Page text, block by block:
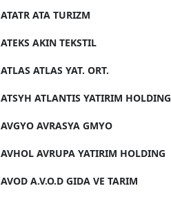
ATATR ATA TURIZM
ATEKS AKIN TEKSTIL
ATLAS ATLAS YAT. ORT.
ATSYH ATLANTIS YATIRIM HOLDING
AVGYO AVRASYA GMYO
AVHOL AVRUPA YATIRIM HOLDING
AVOD A.V.O.D GIDA VE TARIM